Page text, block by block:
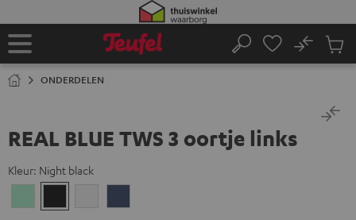
Home
Zoeken
No
ONDERDELEN
REAL BLUE TWS 3 oortje links
Kleur: Night black
Greenblack
White